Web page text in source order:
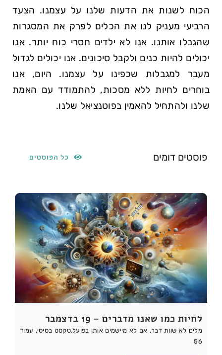
הכוח לשנות את הדעות שלנו על עצמנו. הצעד
הרביעי מעניק לנו את הכלים לפרק את המסגרות
שהגבלו אותנו. אנו לא ילדים חסרי כוח יותר. אנו
יכולים להיות כנים ולקבל סיכונים. אנו יכולים לגדול
מעבר למגבלות שכפינו על עצמנו. היום, אנו
בוחרים לחיות ללא מסכות, להתמודד עם האמת
שלנו ולהתחיל להאמין בפוטנציאל שלנו.
פוסטים דומים כל הפוסטים
לחיות כמו שאנו מדברים – 19 בדצמבר
מלים לא שוות דבר, אם לא מיישמים אותן בפועל.טקסט בסיסי, עמוד
56